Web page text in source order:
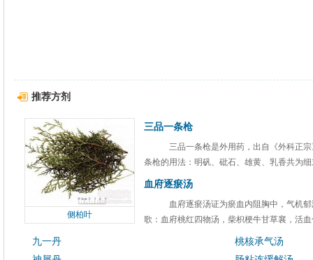
推荐方剂
侧柏叶
三品一条枪
三品一条枪是外用药，出自《外科正
条枪的用法：明矾、砒石、雄黄、乳香共为
血府逐瘀汤
血府逐瘀汤证为瘀血内阻胸中，气机
歌：血府桃红四物汤，柴枳梗牛甘草襄，活
九一丹
桃核承气汤